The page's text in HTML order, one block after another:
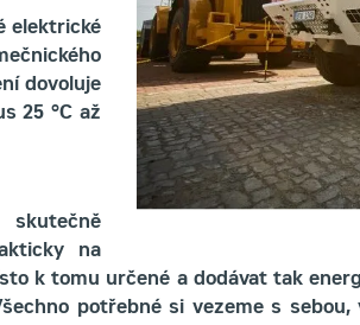
elektrické
dovoluje
25 °C až
na
k tomu určené a dodávat tak
potřebné si vezeme s